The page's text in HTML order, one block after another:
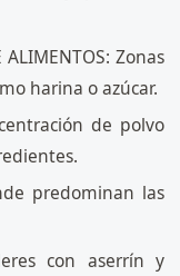
ALIMENTOS: Zonas
harina o azúcar.
de polvo
predominan las
con aserrín y